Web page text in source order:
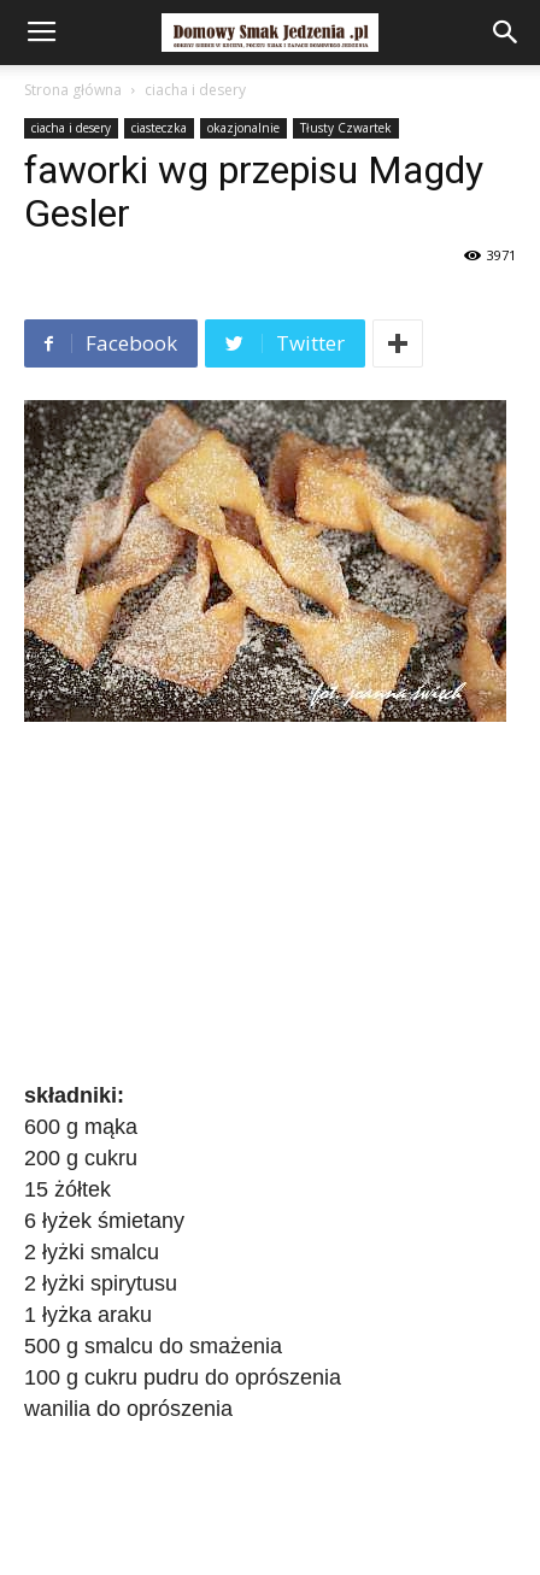
Strona główna ciacha i desery
ciacha i desery ciasteczka okazjonalnie Tłusty Czwartek
faworki wg przepisu Magdy
Gesler
3971
Facebook Twitter
składniki:
600 g mąka
200 g cukru
15 żółtek
6 łyżek śmietany
2 łyżki smalcu
2 łyżki spirytusu
1 łyżka araku
500 g smalcu do smażenia
100 g cukru pudru do oprószenia
wanilia do oprószenia